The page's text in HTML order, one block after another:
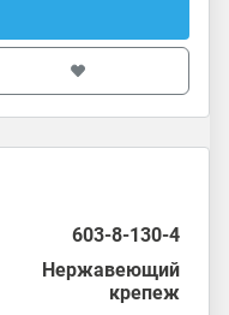
603-8-130-4
Нержавеющий
крепеж